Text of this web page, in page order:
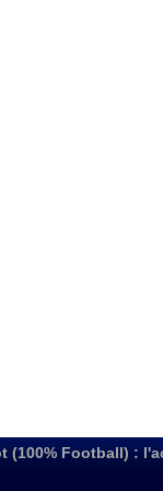
(100% Football) :